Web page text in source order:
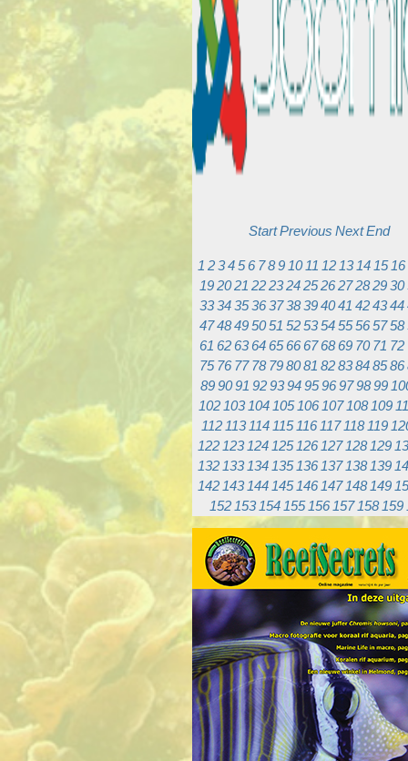
Start Previous Next End
1 2345 6 789 10 11 12 13 14 15 16
19 20 21 22 23 24 25 26 27 28 29 30
33 34 35 36 37 38 39 40 41 42 43 44
47 48 49 50 51 52 53 54 55 56 57 58
61 62 63 64 65 66 67 68 69 70 71 72
75 76 77 78 79 80 81 82 83 84 85 86
899091 9293949596979899
102 103 104 105 106 107 108 109
112 113 114 115 116 117 118 119
122 123 124 125 126 127 128 129
132 133 134 135 136 137 138 139
142 143 144 145 146 147 148 149
152 153 154 155 156 157 158 159